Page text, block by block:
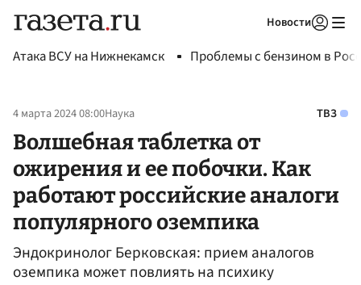
Новости
Атака ВСУ на Нижнекамск Проблемы с бензином в
4 марта 2024 08:00Наука ТВЗ
Волшебная таблетка от
ожирения и ее побочки. Как
работают российские аналоги
популярного оземпика
Эндокринолог Берковская: прием аналогов
оземпика может повлиять на психику